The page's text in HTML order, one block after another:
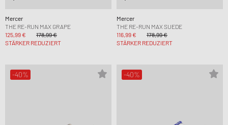
Mercer
THE RE-RUN MAX GRAPE
125,99 €
178,99 €
STÄRKER REDUZIERT
Mercer
THE RE-RUN MAX SUEDE
116,99 €
178,99 €
STÄRKER REDUZIERT
-40% -40%